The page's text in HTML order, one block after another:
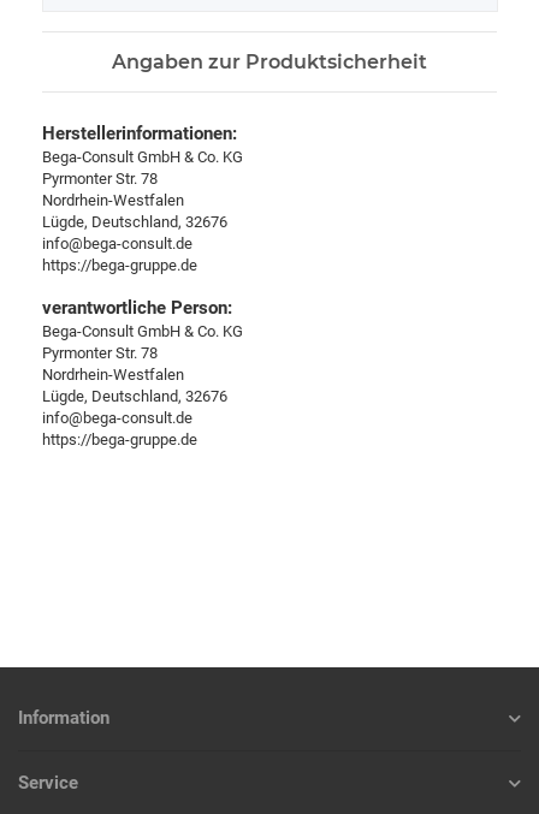
Angaben zur Produktsicherheit
Herstellerinformationen:
Bega-Consult GmbH & Co. KG
Pyrmonter Str. 78
Nordrhein-Westfalen
Lügde, Deutschland, 32676
info@bega-consult.de
https://bega-gruppe.de
verantwortliche Person:
Bega-Consult GmbH & Co. KG
Pyrmonter Str. 78
Nordrhein-Westfalen
Lügde, Deutschland, 32676
info@bega-consult.de
https://bega-gruppe.de
Information
Service